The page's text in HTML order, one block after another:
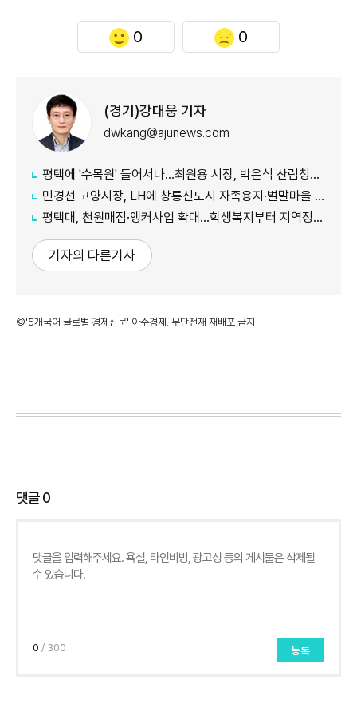
0 0
(경기)강대웅 기자
dwkang@ajunews.com
평택에 '수목원' 들어서나...최원용 시장, 박은식 산림청장에게 국유지 활용 건의
민경선 고양시장, LH에 창릉신도시 자족용지·벌말마을 편입 협조 요청
평택대, 천원매점·앵커사업 확대...학생복지부터 지역정주까지 연결
기자의 다른기사
©'5개국어 글로벌 경제신문' 아주경제. 무단전재·재배포 금지
댓글0
0 / 300 등록